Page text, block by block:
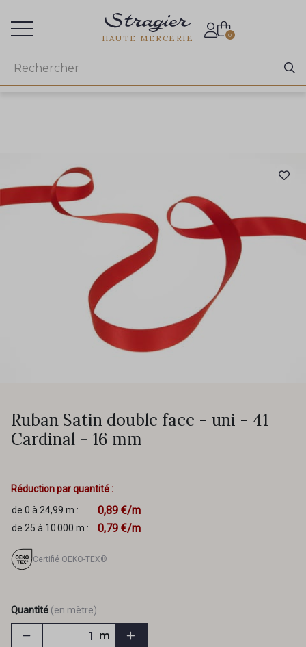
HAUTE MERCERIE 0
Ruban Satin double face - uni - 41
Cardinal - 16 mm
Réduction par quantité :
de 0 à 24,99 m :
0,89 €/m
de 25 à 10 000 m : 0,79 €/m
Certifié OEKO-TEX®
Quantité (en mètre)
m